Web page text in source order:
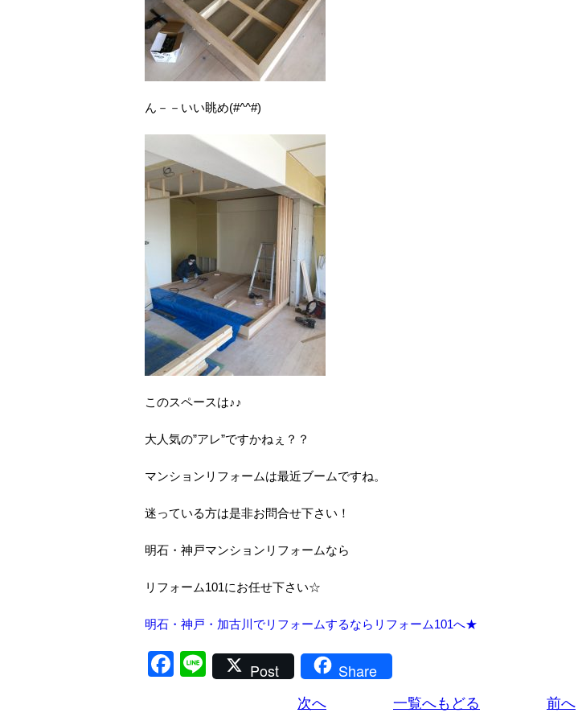
ん－－いい眺め(#^^#)
このスペースは♪♪
大人気の”アレ”ですかねぇ？？
マンションリフォームは最近ブームですね。
迷っている方は是非お問合せ下さい！
明石・神戸マンションリフォームなら
リフォーム101にお任せ下さい☆
明石・神戸・加古川でリフォームするならリフォーム101へ★
Facebook
LinePost Share
次へ 一覧へもどる 前へ